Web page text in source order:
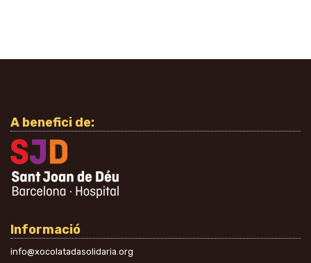
A benefici de:
Informació
info@xocolatadasolidaria.org